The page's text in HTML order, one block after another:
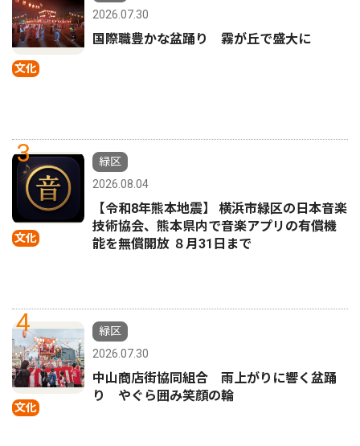
文化
2026.07.30
国際職豊かな盆踊り 霧が丘で盛大に
3
文化
緑区
2026.08.04
【令和8年熊本地震】 横浜市緑区の日本音楽
技術協会、熊本県内で音楽アプリの有償機
能を無償開放 ８月31日まで
4
文化
緑区
2026.07.30
中山商店街協同組合 雨上がりに響く盆踊
り やぐら囲み笑顔の輪